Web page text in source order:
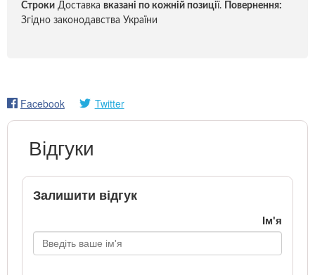
Строки Доставка вказані по кожній позиції.
Повернення:
Згідно законодавства України
Facebook Twitter
Відгуки
Залишити відгук
Ім'я